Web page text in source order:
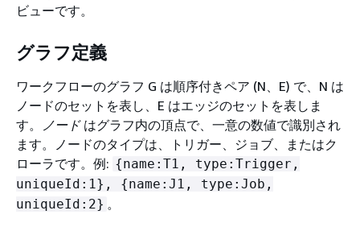
ビューです。
グラフ定義
ワークフローのグラフ G は順序付きペア (N、E) で、N は
ノードのセットを表し、E はエッジのセットを表しま
す。
ノードはグラフ内の頂点で、一意の数値で識別され
ます。ノードのタイプは、トリガー、ジョブ、またはク
ローラです。例: {name:T1, type:Trigger,
uniqueId:1}, {name:J1, type:Job,
uniqueId:2} 。